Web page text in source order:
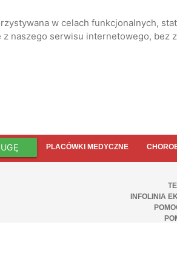
w celach funkcjonalnych,
naszego serwisu internetowego, bez
PLACÓWKI MEDYCZNE
INFOLINIA